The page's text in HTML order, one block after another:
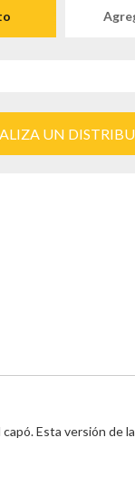
UN
Esta versión de